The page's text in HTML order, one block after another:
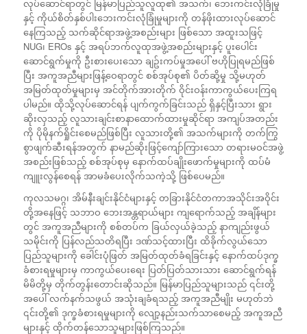
လုပ်ဆောင်ရာတွင် မြန်မာပြည်သူလူထု၏ အသက်၊ ဘေးကင်းလုံခြုံမှု
နှင့် ကိုယ်စိတ်နှစ်ပါးဘေးကင်းလုံခြုံမှုများကို တန်ဖိုးထားလုပ်ဆောင်
နေကြသည့် သက်ဆိုင်ရာအဖွဲ့အစည်းများ ဖြစ်သော အထူးသဖြင့်
NUG၊ EROs နှင့် အရပ်ဘက်လူထုအဖွဲ့အစည်းများနှင့် ပူးပေါင်း
ဆောင်ရွက်မှုကို ဦးစားပေးသော ချဥ်းကပ်မှုအပေါ် ဗဟိုပြုရမည်ဖြစ်
ပြီး အကူအညီများဖြန့်ဝေရာတွင် စစ်အုပ်စု၏ ပိတ်ဆို့မှု သို့မဟုတ်
အမြတ်ထုတ်မှုများမှ အင်တိုက်အားတိုက် ဝိုင်းဝန်းကာကွယ်ပေးကြရ
ပါမည်။ ထိုသို့လုပ်ဆောင်ရန် ပျက်ကွက်ခြင်းသည် ရှိနှင့်ပြီးသား ရွား
ဆိုးလှသည့် လူသားချင်းစာနာထောက်ထားမှုဆိုင်ရာ အကျပ်အတည်း
ကို ပိုမိုနက်ရှိုင်းစေမည်ဖြစ်ပြီး လူသားတို့၏ အသက်များကို တက်ကြွ
စွာဖျက်ဆီးရန်အတွက် နာမည်ဆိုးဖြင့်ကျော်ကြားသော တရားမဝင်အဖွဲ့
အစည်းဖြစ်သည့် စစ်အုပ်စုမှ နောက်ထပ်ချိုးဖောက်မှုများကို ထပ်မံ
ကျူးလွန်စေရန် အာမခံပေးလိုက်သကဲ့သို့ ဖြစ်ပေမည်။
ကုလသမဂ္ဂ၊ အိမ်နီးချင်းနိုင်ငံများနှင့် တခြားနိုင်ငံတကာအသိုင်းအဝိုင်း
တို့အနေဖြင့် သဘာဝ ဘေးအန္တရာယ်များ ကျရောက်သည့် အချိန်များ
တွင် အကူအညီများကို စစ်တပ်က ခြယ်လှယ်ခဲ့သည့် နာကျည်းဖွယ်
သမိုင်းကို ပြန်လည်သတိရပြီး ဒဏ်သင့်ထားပြီး ထိခိုက်လွယ်သော
ပြည်သူများကို ခေါင်းပုံဖြတ် အမြတ်ထုတ်ခံရခြင်းနှင့် နောက်ထပ်ဒုက္ခ
ခံစားရမှုများမှ ကာကွယ်ပေးရေး ပြတ်ပြတ်သားသား ဆောင်ရွက်ရန်
မိမိတို့မှ တိုက်တွန်းတောင်းဆိုသည်။ မြန်မာပြည်သူများသည် ၎င်းတို့
အပေါ် လက်နက်သဖွယ် အသုံးချခံရသည့် အကူအညီမျိုး မဟုတ်ဘဲ
၎င်းတို့၏ ဒုက္ခခံစားရမှုများကို လျော့နည်းသက်သာစေမည့် အကူအညီ
များနှင့် ထိုက်တန်သောသူများဖြစ်ကြသည်။